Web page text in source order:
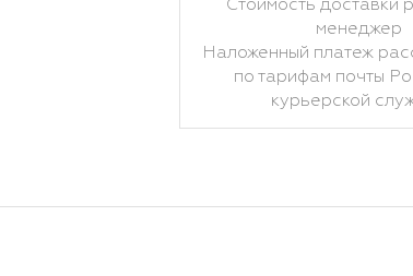
Стоимость доставки
менеджер
Наложенный платеж
по тарифам почты
курьерской